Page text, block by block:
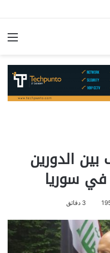
الدورين
في سوريا